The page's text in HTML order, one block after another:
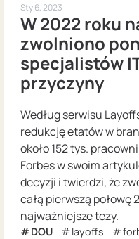
Sty 6, 2023
W 2022 roku
zwolniono
specjalistów
przyczyny
Według serwisu
redukcję etatów w
około 152 tys.
Forbes w swoim
decyzji i twierdzi, że
całą pierwszą połowę
najważniejsze tezy.
DOU layoffs